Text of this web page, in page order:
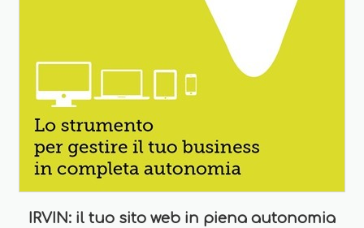
IRVIN: il tuo sito web in piena autonomia